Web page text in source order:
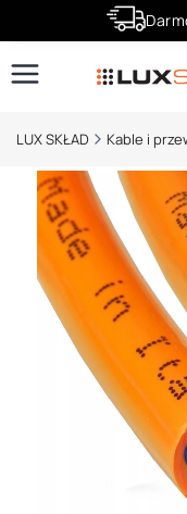
LUX SKŁAD Kable i